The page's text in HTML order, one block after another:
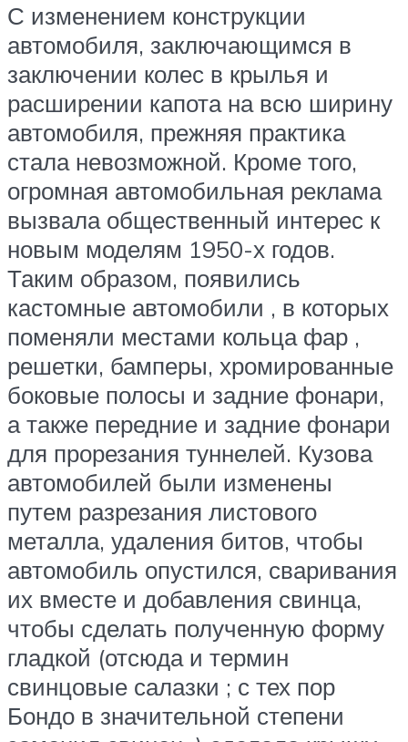
С изменением конструкции
автомобиля, заключающимся в
заключении колес в крылья и
расширении капота на всю ширину
автомобиля, прежняя практика
стала невозможной. Кроме того,
огромная автомобильная реклама
вызвала общественный интерес к
новым моделям 1950-х годов.
Таким образом, появились
кастомные автомобили , в которых
поменяли местами кольца фар ,
решетки, бамперы, хромированные
боковые полосы и задние фонари,
а также передние и задние фонари
для прорезания туннелей. Кузова
автомобилей были изменены
путем разрезания листового
металла, удаления битов, чтобы
автомобиль опустился, сваривания
их вместе и добавления свинца,
чтобы сделать полученную форму
гладкой (отсюда и термин
свинцовые салазки ; с тех пор
Бондо в значительной степени